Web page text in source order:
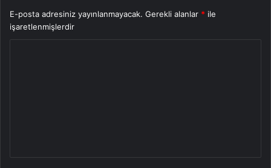
E-posta adresiniz yayınlanmayacak. Gerekli alanlar * ile
işaretlenmişlerdir